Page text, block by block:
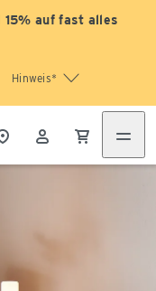
15% auf fast alles
Hinweis*